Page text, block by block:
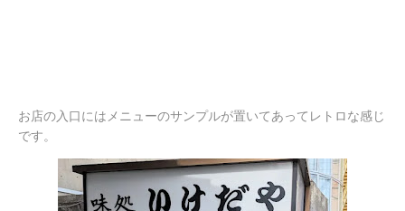
お店の入口にはメニューのサンプルが置いてあってレトロな感じ
です。